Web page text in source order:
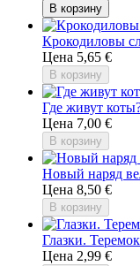
В корзину
Крокодиловы
Цена 5,65 €
В корзину
Где живут
Цена 7,00 €
В корзину
Новый наряд
Цена 8,50 €
В корзину
Глазки.
Цена 2,99 €